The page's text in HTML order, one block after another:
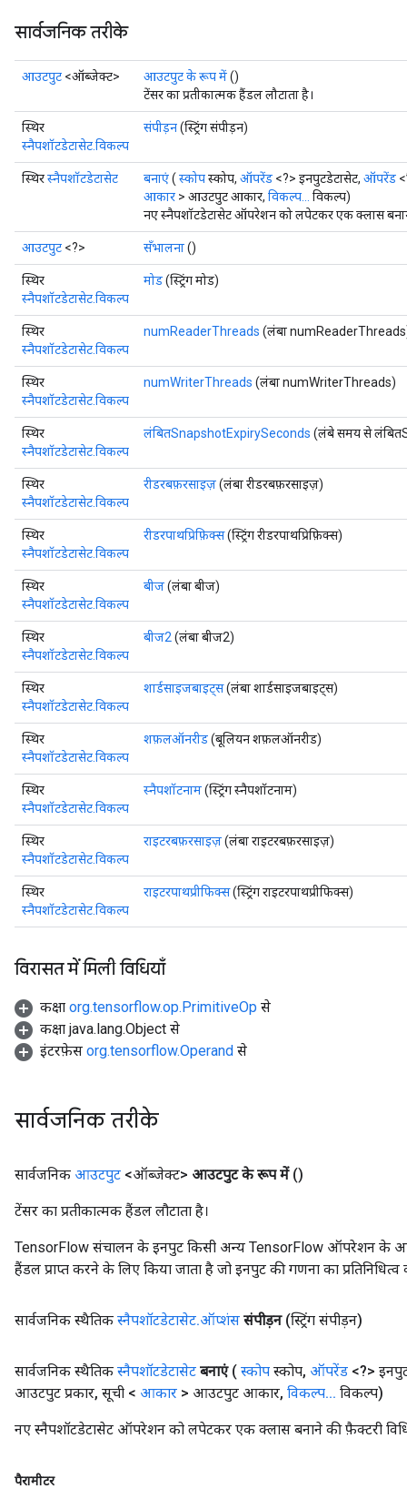
सार्वजनिक तरीके
आउटपुट <ऑब्जेक्ट> आउटपुट के रूप में()
टेंसर का प्रतीकात्मक हैंडल लौटाता है।
स्थिर
स्नैपशॉटडेटासेट.विकल्प
संपीड़न(स्ट्रिंग संपीड़न)
स्थिरस्नैपशॉटडेटासेट बनाएं( स्कोपस्कोप, ऑपरेंड <?> इनपुटडेटासेट, ऑपरेंड
आकार > आउटपुट आकार, विकल्प...
विकल्प)
नए स्नैपशॉटडेटासेट ऑपरेशन को लपेटकर एक क्लास बनाने
आउटपुट <?> सँभालना()
स्थिर
स्नैपशॉटडेटासेट.विकल्प
मोड(स्ट्रिंग मोड)
स्थिर
स्नैपशॉटडेटासेट.विकल्प
numReaderThreads (लंबा
स्थिर
स्नैपशॉटडेटासेट.विकल्प
numWriterThreads (लंबा numWriterThreads)
स्थिर
स्नैपशॉटडेटासेट.विकल्प
लंबितSnapshotExpirySeconds (लंबे समय से
स्थिर
स्नैपशॉटडेटासेट.विकल्प
रीडरबफ़रसाइज़(लंबा रीडरबफ़रसाइज़)
स्थिर
स्नैपशॉटडेटासेट.विकल्प
रीडरपाथप्रिफ़िक्स(स्ट्रिंग रीडरपाथप्रिफ़िक्स)
स्थिर
स्नैपशॉटडेटासेट.विकल्प
बीज(लंबा बीज)
स्थिर
स्नैपशॉटडेटासेट.विकल्प
बीज2 (लंबा बीज2)
स्थिर
स्नैपशॉटडेटासेट.विकल्प
शार्डसाइजबाइट्स(लंबा शार्डसाइजबाइट्स)
स्थिर
स्नैपशॉटडेटासेट.विकल्प
शफ़लऑनरीड(बूलियन शफ़लऑनरीड)
स्थिर
स्नैपशॉटडेटासेट.विकल्प
स्नैपशॉटनाम(स्ट्रिंग स्नैपशॉटनाम)
स्थिर
स्नैपशॉटडेटासेट.विकल्प
राइटरबफ़रसाइज़(लंबा राइटरबफ़रसाइज़)
स्थिर
स्नैपशॉटडेटासेट.विकल्प
राइटरपाथप्रीफिक्स(स्ट्रिंग राइटरपाथप्रीफिक्स)
विरासत में मिली विधियाँ
कक्षा org.tensorflow.op.PrimitiveOp से
कक्षा java.lang.Object से
इंटरफ़ेस org.tensorflow.Operand से
सार्वजनिक तरीके
सार्वजनिक आउटपुट <ऑब्जेक्ट> आउटपुट के रूप में ()
टेंसर का प्रतीकात्मक हैंडल लौटाता है।
TensorFlow संचालन के इनपुट किसी अन्य TensorFlow ऑपरेशन के
हैंडल प्राप्त करने के लिए किया जाता है जो इनपुट की गणना का प्रतिनिधित्व
सार्वजनिक स्थैतिक स्नैपशॉटडेटासेट.ऑप्शंस संपीड़न (स्ट्रिंग संपीड़न)
सार्वजनिक स्थैतिक स्नैपशॉटडेटासेट बनाएं ( स्कोप स्कोप, ऑपरेंड <?>
आउटपुट प्रकार, सूची < आकार > आउटपुट आकार, विकल्प... विकल्प)
नए स्नैपशॉटडेटासेट ऑपरेशन को लपेटकर एक क्लास बनाने की फ़ैक्टरी
पैरामीटर